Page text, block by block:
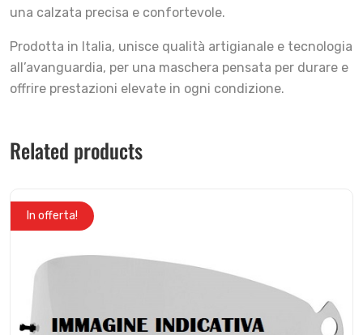
una calzata precisa e confortevole.
Prodotta in Italia, unisce qualità artigianale e tecnologia
all’avanguardia, per una maschera pensata per durare e
offrire prestazioni elevate in ogni condizione.
Related products
In offerta!